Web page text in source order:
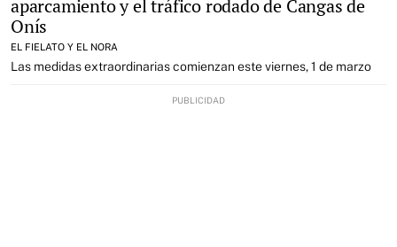
aparcamiento y el tráfico rodado de Cangas de
Onís
EL FIELATO Y EL NORA
Las medidas extraordinarias comienzan este viernes, 1 de marzo